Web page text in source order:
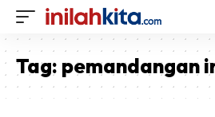
Tag: pemandangan